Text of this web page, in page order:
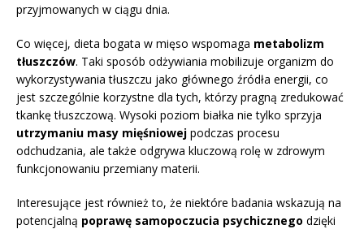
przyjmowanych w ciągu dnia.
Co więcej, dieta bogata w mięso wspomaga metabolizm
tłuszczów. Taki sposób odżywiania mobilizuje organizm do
wykorzystywania tłuszczu jako głównego źródła energii, co
jest szczególnie korzystne dla tych, którzy pragną zredukować
tkankę tłuszczową. Wysoki poziom białka nie tylko sprzyja
utrzymaniu masy mięśniowej podczas procesu
odchudzania, ale także odgrywa kluczową rolę w zdrowym
funkcjonowaniu przemiany materii.
Interesujące jest również to, że niektóre badania wskazują na
potencjalną poprawę samopoczucia psychicznego dzięki